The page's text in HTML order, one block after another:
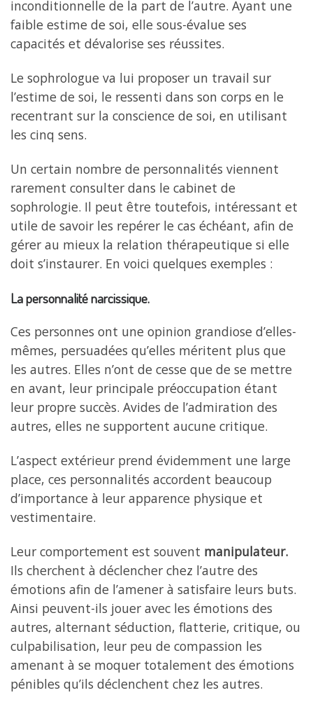
inconditionnelle de la part de l’autre. Ayant une
faible estime de soi, elle sous-évalue ses
capacités et dévalorise ses réussites.
Le sophrologue va lui proposer un travail sur
l’estime de soi, le ressenti dans son corps en le
recentrant sur la conscience de soi, en utilisant
les cinq sens.
Un certain nombre de personnalités viennent
rarement consulter dans le cabinet de
sophrologie. Il peut être toutefois, intéressant et
utile de savoir les repérer le cas échéant, afin de
gérer au mieux la relation thérapeutique si elle
doit s’instaurer. En voici quelques exemples :
La personnalité narcissique.
Ces personnes ont une opinion grandiose d’elles-
mêmes, persuadées qu’elles méritent plus que
les autres. Elles n’ont de cesse que de se mettre
en avant, leur principale préoccupation étant
leur propre succès. Avides de l’admiration des
autres, elles ne supportent aucune critique.
L’aspect extérieur prend évidemment une large
place, ces personnalités accordent beaucoup
d’importance à leur apparence physique et
vestimentaire.
Leur comportement est souvent manipulateur.
Ils cherchent à déclencher chez l’autre des
émotions afin de l’amener à satisfaire leurs buts.
Ainsi peuvent-ils jouer avec les émotions des
autres, alternant séduction, flatterie, critique, ou
culpabilisation, leur peu de compassion les
amenant à se moquer totalement des émotions
pénibles qu’ils déclenchent chez les autres.